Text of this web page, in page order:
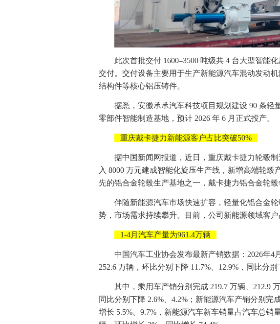
此次首批交付 1600–3500 吨级共 4 台大型智能
交付。交付设备主要用于生产新能源汽车混动发动
结构件等核心铝压铸件。
据悉，安徽承承汽车科技项目规划建设 90 条轻
零部件智能制造基地，预计 2026 年 6 月正式投产。
重庆戴卡捷力新能源客户占比突破50%
据中国新闻网报道，近日，重庆戴卡捷力轮毂
入 8000 万元建成智能化旋压生产线，新增高端轮毂
先的铝合金轮毂生产基地之一，戴卡捷力铝合金轮毂
伴随新能源汽车市场快速扩容，轻量化铝合金
势，市场需求持续攀升。目前，公司新能源领域客户
1-4月汽车产量为961.4万辆
中国汽车工业协会发布最新产销数据：2026年4
252.6 万辆，环比分别下降 11.7%、12.9%，同比分别
其中，乘用车产销分别完成 219.7 万辆、212.9
同比分别下降 2.6%、4.2%；新能源汽车产销分别完
增长 5.5%、9.7%，新能源汽车新车销量占汽车总销